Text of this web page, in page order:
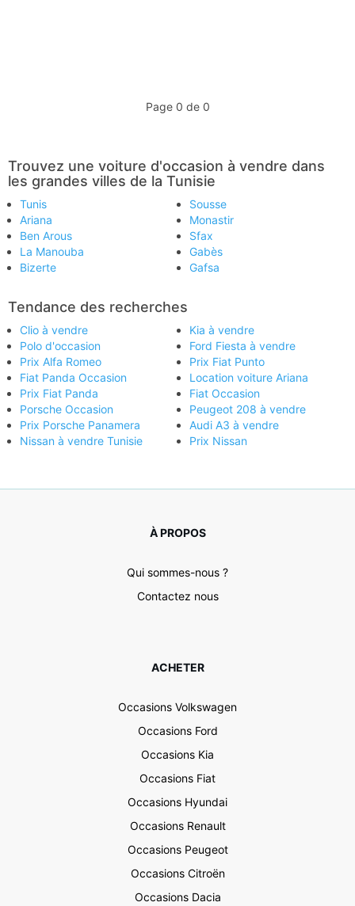
Page 0 de 0
Trouvez une voiture d'occasion à vendre dans
les grandes villes de la Tunisie
Tunis
Ariana
Ben Arous
La Manouba
Bizerte
Sousse
Monastir
Sfax
Gabès
Gafsa
Tendance des recherches
Clio à vendre
Polo d'occasion
Prix Alfa Romeo
Fiat Panda Occasion
Prix Fiat Panda
Porsche Occasion
Prix Porsche Panamera
Nissan à vendre Tunisie
Kia à vendre
Ford Fiesta à vendre
Prix Fiat Punto
Location voiture Ariana
Fiat Occasion
Peugeot 208 à vendre
Audi A3 à vendre
Prix Nissan
À PROPOS
Qui sommes-nous ?
Contactez nous
ACHETER
Occasions Volkswagen
Occasions Ford
Occasions Kia
Occasions Fiat
Occasions Hyundai
Occasions Renault
Occasions Peugeot
Occasions Citroën
Occasions Dacia